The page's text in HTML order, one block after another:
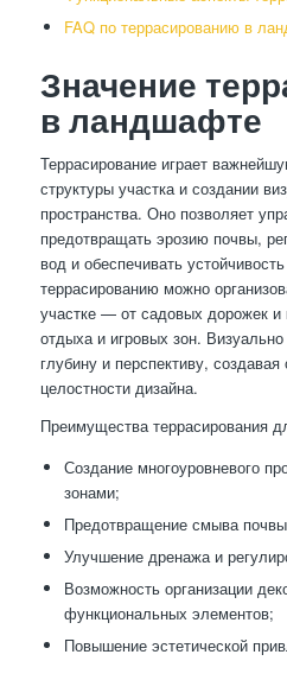
FAQ по террасированию в
Значение
в ландшафте
Террасирование играет
структуры участка и создании
пространства. Оно позволяет
предотвращать эрозию почвы,
вод и обеспечивать
террасированию можно
участке — от садовых дорожек
отдыха и игровых зон.
глубину и перспективу,
целостности дизайна.
Преимущества террасирования
Создание многоуровневого
зонами;
Предотвращение смыва
Улучшение дренажа и
Возможность организации
функциональных элементов;
Повышение эстетической